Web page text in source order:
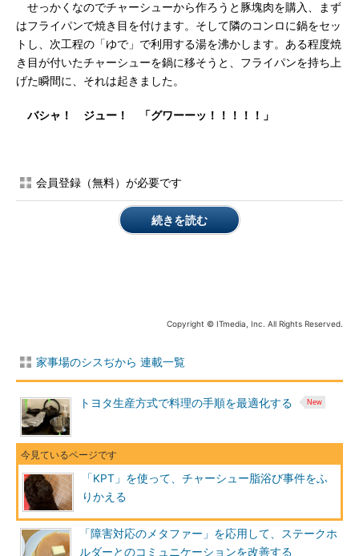
せっかくなのでチャーシューから作ろうと豚塊肉を購入、まず
はフライパンで焼き目を付けます。そして隣のコンロに鍋をセッ
トし、次工程の「ゆで」で利用する湯を沸かします。ある程度焼
き目が付いたチャーシューを鍋に移そうと、フライパンを持ち上
げた瞬間に、それは起きました。
バシャ！ ジュー！ 「グワーーッ！！！！！」
会員登録（無料）が必要です
続きを読む
Copyright © ITmedia, Inc. All Rights Reserved.
家事場のシスぢから 連載一覧
トヨタ生産方式で料理の手順を最適化する
「KPT」を使って、チャーシュー脂浴び事件をふ
りかえる
「障害対応のメタファー」を応用して、ステークホ
ルダーとのコミュニケーションを改善する